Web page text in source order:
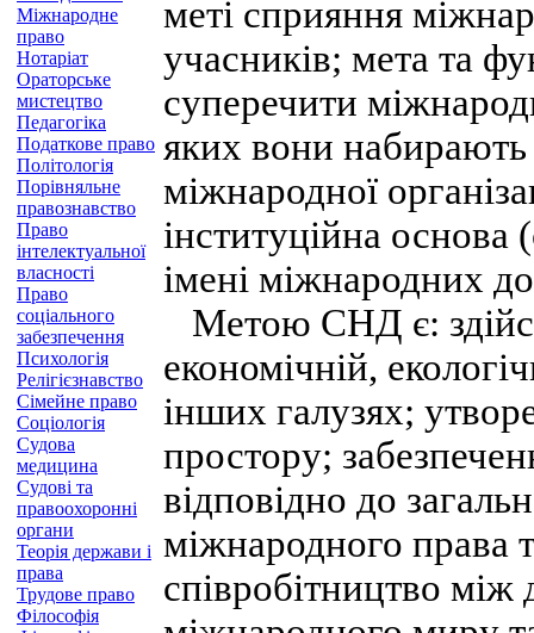
Міжнародне
право
Нотаріат
Ораторське
мистецтво
Педагогіка
Податкове право
Політологія
Порівняльне
правознавство
Право
інтелектуальної
власності
Право
соціального
забезпечення
Психологія
Релігієзнавство
Сімейне право
Соціологія
Судова
медицина
Судові та
правоохоронні
органи
Теорія держави і
права
Трудове право
Філософія
меті сприяння
учасників; мета та
суперечити
яких вони набирають
міжнародної
інституційна основа
імені міжнародних
Метою СНД є:
економічній,
інших галузях;
простору;
відповідно до
міжнародного права
співробітництво